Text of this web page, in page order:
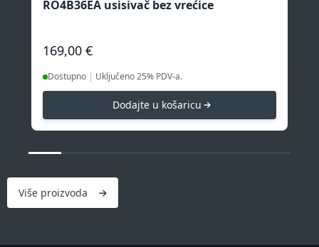
RO4B36EA usisivač bez vrećice
169,00 €
Dostupno | Uključeno 25% PDV-a.
Dodajte u košaricu
Više proizvoda